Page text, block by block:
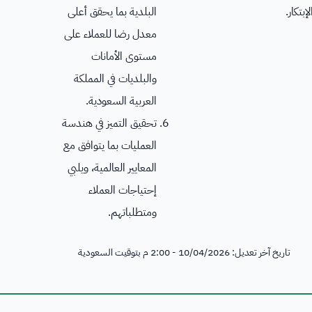
البلدية بما يحقق أعلى
معدل رضا للعملاء على
مستوى الأمانات
والبلديات في المملكة
العربية السعودية.
تحقيق التميز في هندسة
العمليات بما يتوافق مع
المعايير العالمية، ويلبي
إحتياجات العملاء
ومتطلباتهم.
تاريخ آخر تعديل: 10/04/2026 - 2:00 م بتوقيت السعودية